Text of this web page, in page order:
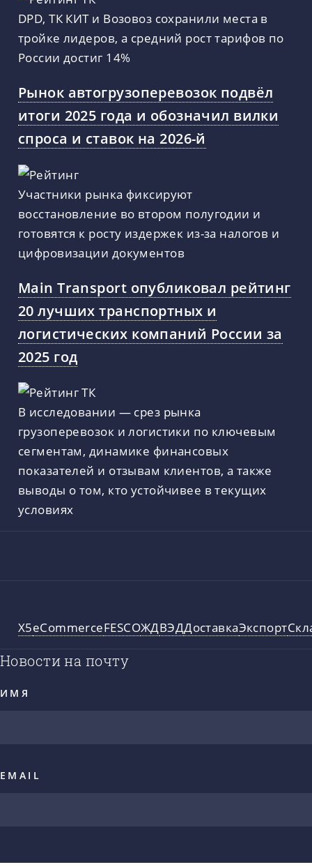
DPD, ТК КИТ и Возовоз сохранили места в
тройке лидеров, а средний рост тарифов по
России достиг 14%
Рынок автогрузоперевозок подвёл
итоги 2025 года и обозначил вилки
спроса и ставок на 2026-й
Участники рынка фиксируют
восстановление во втором полугодии и
готовятся к росту издержек из-за налогов и
цифровизации документов
Main Transport опубликовал рейтинг
20 лучших транспортных и
логистических компаний России за
2025 год
В исследовании — срез рынка
грузоперевозок и логистики по ключевым
сегментам, динамике финансовых
показателей и отзывам клиентов, а также
выводы о том, кто устойчивее в текущих
условиях
X5eCommerceFESCOЖДВЭДДоставкаЭкспорт
Новости на почту
ИМЯ
EMAIL